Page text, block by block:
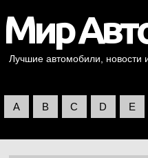
Лучшие автомобили, новости
A B C D E